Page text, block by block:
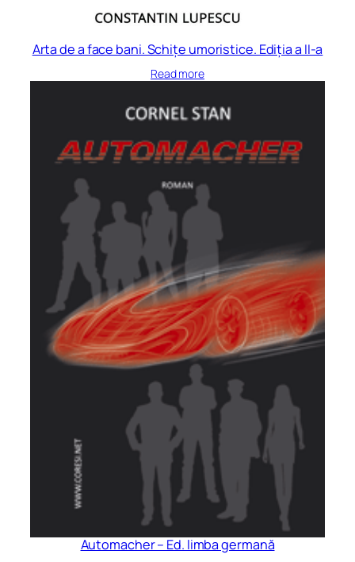
Arta de a face bani. Schițe umoristice. Ediția a II-a
Read more
Automacher – Ed. limba germană